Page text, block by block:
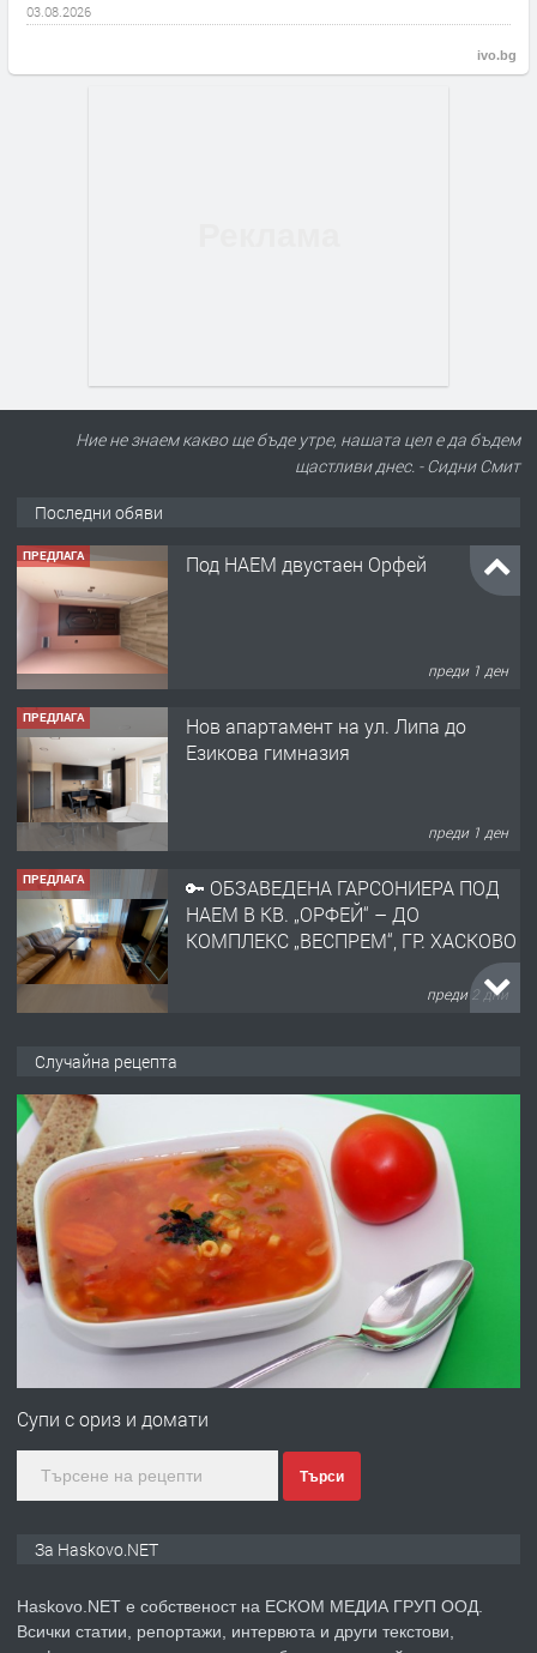
03.08.2026
ivo.bg
Ние не знаем какво ще бъде утре, нашата цел е да бъдем
щастливи днес. - Сидни Смит
Последни обяви
ПРЕДЛАГА Под НАЕМ двустаен Орфей
преди 1 ден
ПРЕДЛАГА
Нов апартамент на ул. Липа до
Езикова гимназия
преди 1 ден
ПРЕДЛАГА
🔑 ОБЗАВЕДЕНА ГАРСОНИЕРА ПОД
НАЕМ В КВ. „ОРФЕЙ“ – ДО
КОМПЛЕКС „ВЕСПРЕМ“, ГР. ХАСКОВО
преди 2 дни
АПАРТАМЕНТ В ЦЕНТЪРА НА ГР.
ХАСКОВО
преди 3 дни
ПРЕДЛАГА Давам гараж под наем
преди 3 дни
№4120 Магазин/Офис под наем в кв.
градската градина!
преди 4 дни
Случайна рецепта
Супи с ориз и домати
Търси
За Haskovo.NET
Haskovo.NET е собственост на ЕСКОМ МЕДИА ГРУП ООД.
Всички статии, репортажи, интервюта и други текстови,